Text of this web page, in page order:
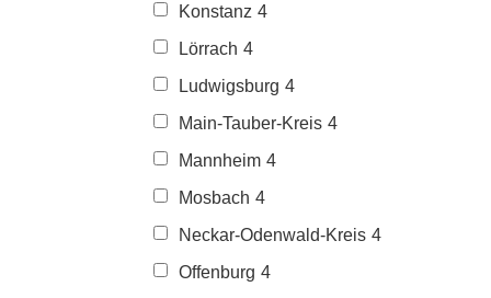
Konstanz 4
Lörrach 4
Ludwigsburg 4
Main-Tauber-Kreis 4
Mannheim 4
Mosbach 4
Neckar-Odenwald-Kreis 4
Offenburg 4